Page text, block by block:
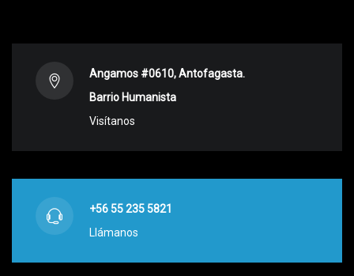
Angamos #0610, Antofagasta.
Barrio Humanista
Visítanos
+56 55 235 5821
Llámanos